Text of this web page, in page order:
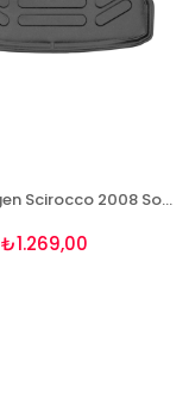
Volkswagen Scirocco 2008 Sonrası 3D Bagaj Havuzu Rizline
₺1.269,00